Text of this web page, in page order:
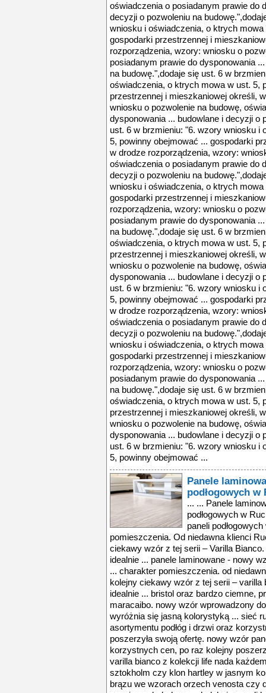
oświadczenia o posiadanym prawie do
decyzji o pozwoleniu na
wniosku i oświadczenia, o ktrych
gospodarki przestrzennej i
rozporządzenia, wzory: wniosku o
posiadanym prawie do dysponowania
na budowę.",dodaje się ust. 6 w
oświadczenia, o ktrych mowa w ust. 5,
przestrzennej i mieszkaniowej określi,
wniosku o pozwolenie na budowę,
dysponowania ... budowlane i decyzji o
ust. 6 w brzmieniu: "6. wzory wniosku i
5, powinny obejmować ... gospodarki
w drodze rozporządzenia, wzory:
oświadczenia o posiadanym prawie do
decyzji o pozwoleniu na
wniosku i oświadczenia, o ktrych
gospodarki przestrzennej i
rozporządzenia, wzory: wniosku o
posiadanym prawie do dysponowania
na budowę.",dodaje się ust. 6 w
oświadczenia, o ktrych mowa w ust. 5,
przestrzennej i mieszkaniowej określi,
wniosku o pozwolenie na budowę,
dysponowania ... budowlane i decyzji o
ust. 6 w brzmieniu: "6. wzory wniosku i
5, powinny obejmować ... gospodarki
w drodze rozporządzenia, wzory:
oświadczenia o posiadanym prawie do
decyzji o pozwoleniu na
wniosku i oświadczenia, o ktrych
gospodarki przestrzennej i
rozporządzenia, wzory: wniosku o
posiadanym prawie do dysponowania
na budowę.",dodaje się ust. 6 w
oświadczenia, o ktrych mowa w ust. 5,
przestrzennej i mieszkaniowej określi,
wniosku o pozwolenie na budowę,
dysponowania ... budowlane i decyzji o
ust. 6 w brzmieniu: "6. wzory wniosku i
5, powinny obejmować ...
Panele
podłogowych w
... ... Panele laminowane - nowy wzór paneli podłogowych w RuckZuck ... minowane - nowy wzór paneli podłogowych w RuckZuck ... charakter pomieszczenia. Od niedawna klienci RuckZuck mogą nabyć kolejny ciekawy wzór z tej serii – Varilla Bianco. To panele laminowane, które idealnie ... panele laminowane - nowy wzór paneli podłogowych w ruckzuck ... charakter pomieszczenia. od niedawna klienci ruckzuck mogą nabyć kolejny ciekawy wzór z tej serii – varilla bianco. to panele laminowane, które idealnie ... bristol oraz bardzo ciemne, prawie czekoladowe panele listone maracaibo. nowy wzór wprowadzony do oferty ruckzuck - varilla bianco wyróżnia się jasną kolorystyką ... sieć ruckzuck, znana z bogatego asortymentu podłóg i drzwi oraz korzystnych cen, po raz kolejny poszerzyła swoją ofertę. nowy wzór paneli varilla bianco ... i drzwi oraz korzystnych cen, po raz kolejny poszerzyła swoją ofertę. nowy wzór paneli varilla bianco z kolekcji life nada każdemu wnętrzu niepowtarzalnego ... sztokholm czy klon hartley w jasnym kolorze, jak i mozaikę kilku odcieni brązu we wzorach orzech venosta czy dąb bristol oraz bardzo ciemne, prawie czekoladowe ... kolekcję paneli laminowanych life marki classen do tej pory tworzyło 12 „miejskich” wzorów, które idealnie podkreślają indywidualny charakter pomieszczenia ... paneli laminowanych life marki classen do tej pory tworzyło 12 „miejskich” wzorów, które idealnie podkreślają indywidualny charakter pomieszczenia. od ... panele laminowane - nowy wzór paneli podłogowych w ruckzuck ... charakter pomieszczenia. od niedawna klienci ruckzuck mogą nabyć kolejny ciekawy wzór z tej serii – varilla bianco. to panele laminowane, które idealnie ... bristol oraz bardzo ciemne, prawie czekoladowe panele listone maracaibo. nowy wzór wprowadzony do oferty ruckzuck - varilla bianco wyróżnia się jasną kolorystyką ... sieć ruckzuck, znana z bogatego asortymentu podłóg i drzwi oraz korzystnych cen, po raz kolejny poszerzyła swoją ofertę. nowy wzór paneli varilla bianco ... i drzwi oraz korzystnych cen, po raz kolejny poszerzyła swoją ofertę. nowy wzór paneli varilla bianco z kolekcji life nada każdemu wnętrzu niepowtarzalnego ... sztokholm czy klon hartley w jasnym kolorze, jak i mozaikę kilku odcieni brązu we wzorach orzech venosta czy dąb bristol oraz bardzo ciemne, prawie czekoladowe ... kolekcję paneli laminowanych life marki classen do tej pory tworzyło 12 „miejskich” wzorów, które idealnie podkreślają indywidualny charakter pomieszczenia ... paneli laminowanych life marki classen do tej pory tworzyło 12 „miejskich” wzorów, które idealnie podkreślają indywidualny charakter pomieszczenia. od ... panele laminowane - nowy wzór paneli podłogowych w ruckzuck ... charakter pomieszczenia. od niedawna klienci ruckzuck mogą nabyć kolejny ciekawy wzór z tej serii – varilla bianco. to panele laminowane, które idealnie ... bristol oraz bardzo ciemne, prawie czekoladowe panele listone maracaibo. nowy wzór wprowadzony do oferty ruckzuck - varilla bianco wyróżnia się jasną kolorystyką ... sieć ruckzuck, znana z bogatego asortymentu podłóg i drzwi oraz korzystnych cen, po raz kolejny poszerzyła swoją ofertę. nowy wzór paneli varilla bianco ... i drzwi oraz korzystnych cen, po raz kolejny poszerzyła swoją ofertę. nowy wzór paneli varilla bianco z kolekcji life nada każdemu wnętrzu niepowtarzalnego ... sztokholm czy klon hartley w jasnym kolorze, jak i mozaikę kilku odcieni brązu we wzorach orzech venosta czy dąb bristol oraz bardzo ciemne, prawie czekoladowe ... kolekcję paneli laminowanych life marki classen do tej pory tworzyło 12 „miejskich” wzorów, które idealnie podkreślają indywidualny charakter pomieszczenia ... paneli laminowanych life marki classen do tej pory tworzyło 12 „miejskich” wzorów, które idealnie podkreślają indywidualny charakter pomieszczenia. od ... panele laminowane - nowy wzór paneli podłogowych w ruckzuck ... charakter pomieszczenia. od niedawna klienci ruckzuck mogą nabyć kolejny ciekawy wzór z tej serii – varilla bianco. to panele laminowane, które idealnie ... bristol oraz bardzo ciemne, prawie czekoladowe panele listone maracaibo. nowy wzór wprowadzony do oferty ruckzuck - varilla bianco wyróżnia się jasną kolorystyką ... sieć ruckzuck, znana z bogatego asortymentu podłóg i drzwi oraz korzystnych cen, po raz kolejny poszerzyła swoją ofertę. nowy wzór paneli varilla bianco ... i drzwi oraz korzystnych cen, po raz kolejny poszerzyła swoją ofertę. nowy